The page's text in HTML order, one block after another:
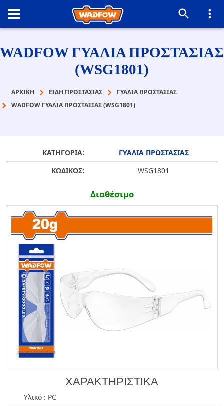
WADFOW ΓΥΑΛΙΑ ΠΡΟΣΤΑΣΙΑΣ
(WSG1801)
ΑΡΧΙΚΉ ΕΙΔΗ ΠΡΟΣΤΑΣΙΑΣ
ΓΥΑΛΙΑ ΠΡΟΣΤΑΣΙΑΣ
WADFOW ΓΥΑΛΙΑ ΠΡΟΣΤΑΣΙΑΣ (WSG1801)
ΚΑΤΗΓΟΡΙΑ:
ΓΥΑΛΙΑ ΠΡΟΣΤΑΣΙΑΣ
ΚΩΔΙΚΟΣ:
WSG1801
Διαθέσιμο
ΧΑΡΑΚΤΗΡΙΣΤΙΚΑ
Υλικό : PC